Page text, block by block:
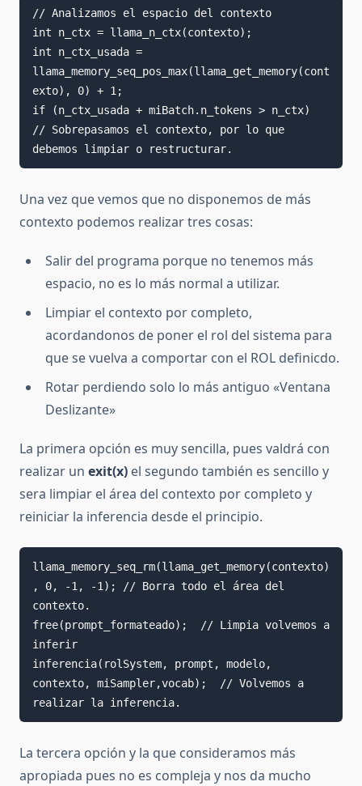
// Analizamos el espacio del contexto
int n_ctx = llama_n_ctx(contexto);
int n_ctx_usada =
llama_memory_seq_pos_max(llama_get_memory(cont
exto), 0) + 1;
if (n_ctx_usada + miBatch.n_tokens > n_ctx)
// Sobrepasamos el contexto, por lo que
debemos limpiar o restructurar.
Una vez que vemos que no disponemos de más
contexto podemos realizar tres cosas:
Salir del programa porque no tenemos más
espacio, no es lo más normal a utilizar.
Limpiar el contexto por completo,
acordandonos de poner el rol del sistema para
que se vuelva a comportar con el ROL definicdo.
Rotar perdiendo solo lo más antiguo «Ventana
Deslizante»
La primera opción es muy sencilla, pues valdrá con
realizar un exit(x) el segundo también es sencillo y
sera limpiar el área del contexto por completo y
reiniciar la inferencia desde el principio.
llama_memory_seq_rm(llama_get_memory(contexto)
, 0, -1, -1); // Borra todo el área del
contexto.
free(prompt_formateado);  // Limpia volvemos a
inferir
inferencia(rolSystem, prompt, modelo,
contexto, miSampler,vocab);  // Volvemos a
realizar la inferencia.
La tercera opción y la que consideramos más
apropiada pues no es compleja y nos da mucho